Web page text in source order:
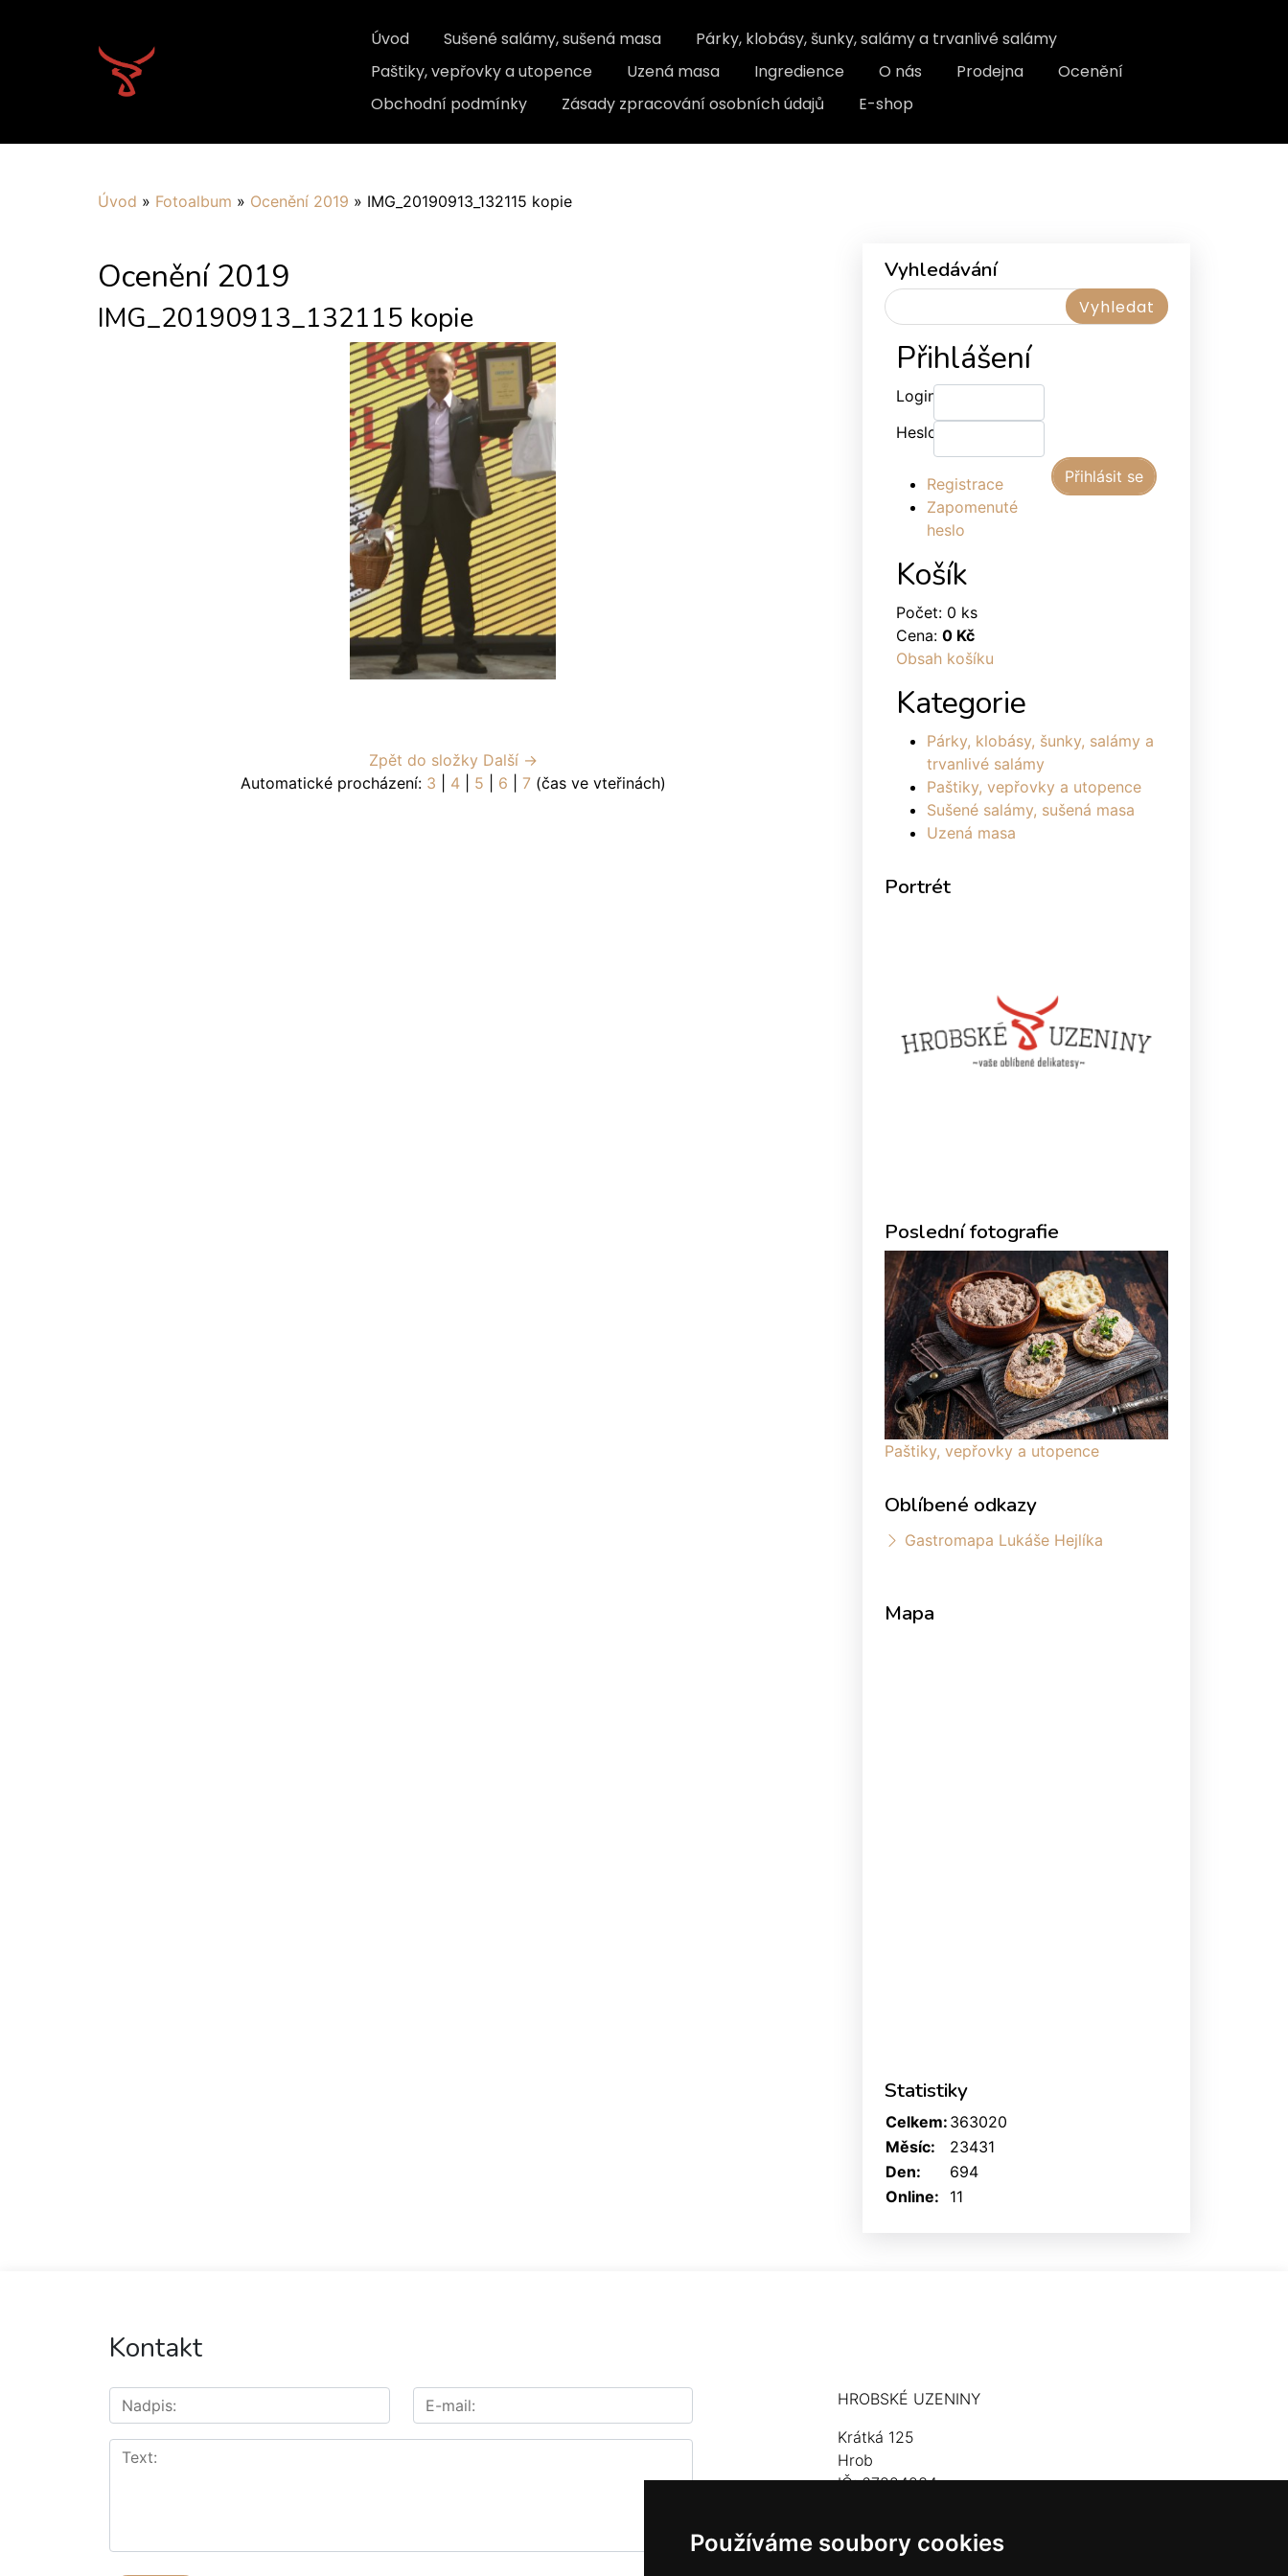
Používáme soubory cookies
Úvod Sušené salámy, sušená masa
Párky, klobásy, šunky, salámy a trvanlivé salámy
Paštiky, vepřovky a utopence
Uzená masa Ingredience O nás Prodejna
Ocenění
Obchodní podmínky
Zásady zpracování osobních údajů E-shop
Úvod » Fotoalbum » Ocenění 2019 » IMG_20190913_132115 kopie
Ocenění 2019
IMG_20190913_132115 kopie
Zpět do složky Další →
Automatické procházení: 3 4| 5 6 7(čas ve vteřinách)
Vyhledávání
Přihlášení
Login:
Heslo:
Registrace
Zapomenuté
heslo
Košík
Počet: 0 ks
Cena: 0 Kč
Obsah košíku
Kategorie
Párky, klobásy, šunky, salámy a
trvanlivé salámy
Paštiky, vepřovky a utopence
Sušené salámy, sušená masa
Uzená masa
Portrét
Poslední fotografie
Paštiky, vepřovky a utopence
Oblíbené odkazy
Gastromapa Lukáše Hejlíka
Mapa
Statistiky
Online: 11
Celkem: 363020
Měsíc:
23431
Den:
694
Kontakt
HROBSKÉ UZENINY
Krátká 125
Hrob
IČ: 67824234
hrobskeuzeniny@seznam.cz